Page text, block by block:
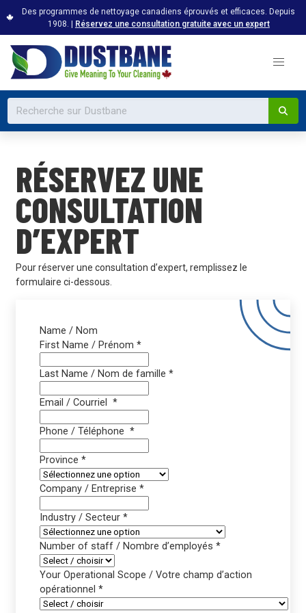
Des programmes de nettoyage canadiens éprouvés et efficaces. Depuis
1908. | Réservez une consultation gratuite avec un expert
RÉSERVEZ UNE
CONSULTATION
D’EXPERT
Pour réserver une consultation d’expert, remplissez le
formulaire ci-dessous.
Name / Nom
First Name / Prénom *
Last Name / Nom de famille *
Email / Courriel *
Phone / Téléphone *
Province *
Company / Entreprise *
Industry / Secteur *
Number of staff / Nombre d’employés *
Your Operational Scope / Votre champ d’action
opérationnel *